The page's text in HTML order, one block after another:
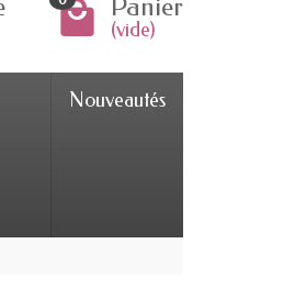
(vide)
Nouveautés